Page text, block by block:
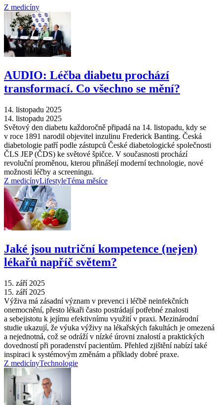
Z medicíny
AUDIO: Léčba diabetu prochází
transformací. Co všechno se mění?
14. listopadu 2025
14. listopadu 2025
Světový den diabetu každoročně připadá na 14. listopadu, kdy se
v roce 1891 narodil objevitel inzulinu Frederick Banting. Česká
diabetologie patří podle zástupců České diabetologické společnosti
ČLS JEP (ČDS) ke světové špičce. V současnosti prochází
revoluční proměnou, kterou přinášejí moderní technologie, nové
možnosti léčby a screeningu.
Z medicínyLifestyleTéma měsíce
Jaké jsou nutriční kompetence (nejen)
lékařů napříč světem?
15. září 2025
15. září 2025
Výživa má zásadní význam v prevenci i léčbě neinfekčních
onemocnění, přesto lékaři často postrádají potřebné znalosti
a sebejistotu k jejímu efektivnímu využití v praxi. Mezinárodní
studie ukazují, že výuka výživy na lékařských fakultách je omezená
a nejednotná, což se odráží v nízké úrovni znalostí a praktických
dovedností při poradenství pacientům. Přehled zjištění nabízí také
inspiraci k systémovým změnám a příklady dobré praxe.
Z medicínyTechnologie